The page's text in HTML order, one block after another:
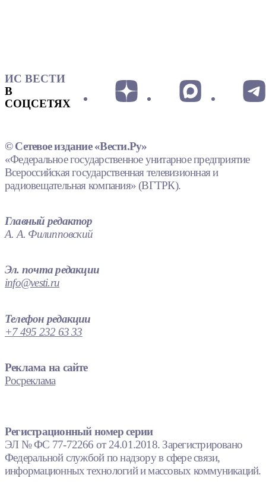
ИС ВЕСТИ
В
СОЦСЕТЯХ
© Сетевое издание «Вести.Ру»
«Федеральное государственное унитарное предприятие
Всероссийская государственная телевизионная и
радиовещательная компания» (ВГТРК).
Главный редактор
А. А. Филипповский
Эл. почта редакции
info@vesti.ru
Телефон редакции
+7 495 232 63 33
Реклама на сайте
Росреклама
Регистрационный номер серии
ЭЛ № ФС 77-72266 от 24.01.2018. Зарегистрировано
Федеральной службой по надзору в сфере связи,
информационных технологий и массовых коммуникаций.